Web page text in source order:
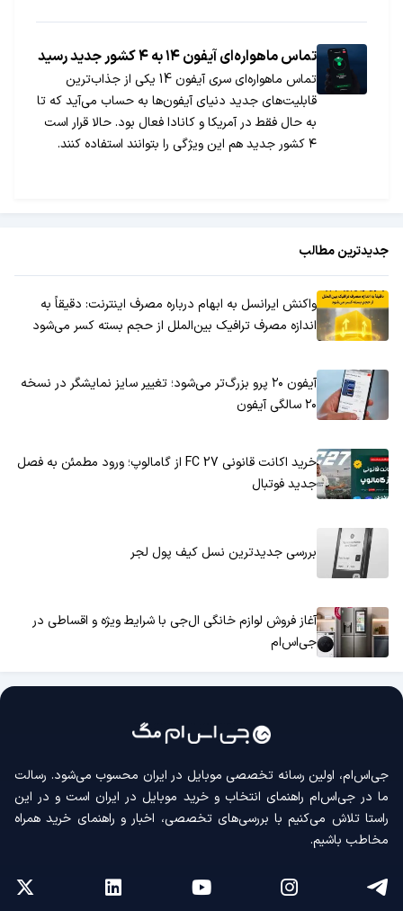
تماس ماهواره‌ای آیفون ۱۴ به ۴ کشور جدید رسید
تماس ماهواره‌ای سری آیفون 14 یکی از جذاب‌ترین
قابلیت‌های جدید دنیای آیفون‌ها به حساب می‌آید که تا
به حال فقط در آمریکا و کانادا فعال بود. حالا قرار است
۴ کشور جدید هم این ویژگی را بتوانند استفاده کنند.
جدیدترین مطالب
واکنش ایرانسل به ابهام درباره مصرف اینترنت: دقیقاً به
اندازه مصرف ترافیک بین‌الملل از حجم بسته کسر می‌شود
آیفون ۲۰ پرو بزرگ‌تر می‌شود؛ تغییر سایز نمایشگر در نسخه
۲۰ سالگی آیفون
خرید اکانت قانونی FC 27 از گامالوپ؛ ورود مطمئن به فصل
جدید فوتبال
بررسی جدیدترین نسل کیف پول لجر
آغاز فروش لوازم خانگی ال‌جی با شرایط ویژه و اقساطی در
جی‌اس‌ام
جی‌اس‌ام، اولین رسانه‌ تخصصی موبایل در ایران محسوب می‌شود. رسالت
ما در جی‌اس‌ام راهنمای انتخاب و خرید موبایل در ایران است و در این
راستا تلاش می‌کنیم با بررسی‌های تخصصی، اخبار و راهنمای خرید همراه
مخاطب باشیم.